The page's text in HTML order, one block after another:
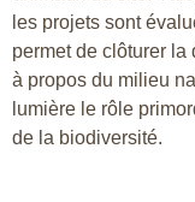
les projets sont
permet de clôturer
à propos du milieu
lumière le rôle
de la biodiversité.